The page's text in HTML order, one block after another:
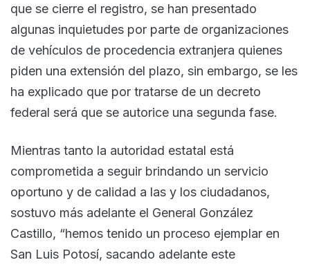
que se cierre el registro, se han presentado
algunas inquietudes por parte de organizaciones
de vehículos de procedencia extranjera quienes
piden una extensión del plazo, sin embargo, se les
ha explicado que por tratarse de un decreto
federal será que se autorice una segunda fase.
Mientras tanto la autoridad estatal está
comprometida a seguir brindando un servicio
oportuno y de calidad a las y los ciudadanos,
sostuvo más adelante el General González
Castillo, “hemos tenido un proceso ejemplar en
San Luis Potosí, sacando adelante este